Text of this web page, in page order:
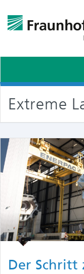
Extreme
Der